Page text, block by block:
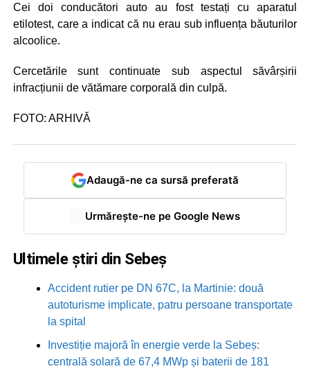
Cei doi conducători auto au fost testați cu aparatul
etilotest, care a indicat că nu erau sub influența băuturilor
alcoolice.
Cercetările sunt continuate sub aspectul săvârșirii
infracțiunii de vătămare corporală din culpă.
FOTO: ARHIVĂ
Adaugă-ne ca sursă preferată
Urmărește-ne pe Google News
Ultimele știri din Sebeș
Accident rutier pe DN 67C, la Martinie: două
autoturisme implicate, patru persoane transportate
la spital
Investiție majoră în energie verde la Sebeș:
centrală solară de 67,4 MWp și baterii de 181